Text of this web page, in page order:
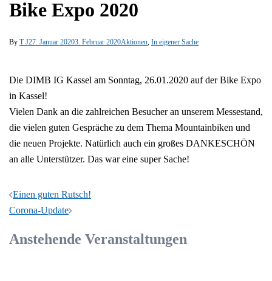
Bike Expo 2020
By T J27. Januar 20203. Februar 2020Aktionen, In eigener Sache
Die DIMB IG Kassel am Sonntag, 26.01.2020 auf der Bike Expo
in Kassel!
Vielen Dank an die zahlreichen Besucher an unserem Messestand,
die vielen guten Gespräche zu dem Thema Mountainbiken und
die neuen Projekte. Natürlich auch ein großes DANKESCHÖN
an alle Unterstützer. Das war eine super Sache!
Beitrags-
Navigation
Einen guten Rutsch!
Corona-Update
Anstehende Veranstaltungen